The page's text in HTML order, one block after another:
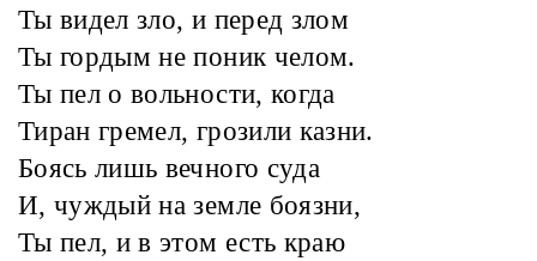
Ты видел зло, и перед злом
Ты гордым не поник челом.
Ты пел о вольности, когда
Тиран гремел, грозили казни.
Боясь лишь вечного суда
И, чуждый на земле боязни,
Ты пел, и в этом есть краю